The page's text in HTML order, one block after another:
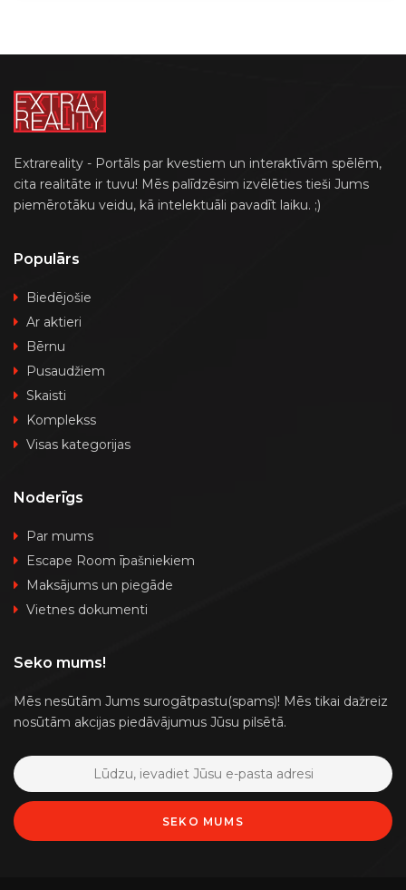
Extrareality - Portāls par kvestiem un interaktīvām spēlēm,
cita realitāte ir tuvu! Mēs palīdzēsim izvēlēties tieši Jums
piemērotāku veidu, kā intelektuāli pavadīt laiku. ;)
Populārs
Biedējošie
Ar aktieri
Bērnu
Pusaudžiem
Skaisti
Komplekss
Visas kategorijas
Noderīgs
Par mums
Escape Room īpašniekiem
Maksājums un piegāde
Vietnes dokumenti
Seko mums!
Mēs nesūtām Jums surogātpastu(spams)! Mēs tikai dažreiz
nosūtām akcijas piedāvājumus Jūsu pilsētā.
SEKO MUMS